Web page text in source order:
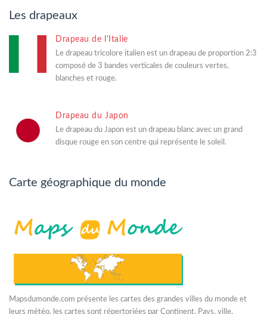
Les drapeaux
Drapeau de l'Italie
Le drapeau tricolore italien est un drapeau de proportion 2:3
composé de 3 bandes verticales de couleurs vertes,
blanches et rouge.
Drapeau du Japon
Le drapeau du Japon est un drapeau blanc avec un grand
disque rouge en son centre qui représente le soleil.
Carte géographique du monde
Mapsdumonde.com présente les cartes des grandes villes du monde et
leurs météo. les cartes sont répertoriées par Continent, Pays, ville.